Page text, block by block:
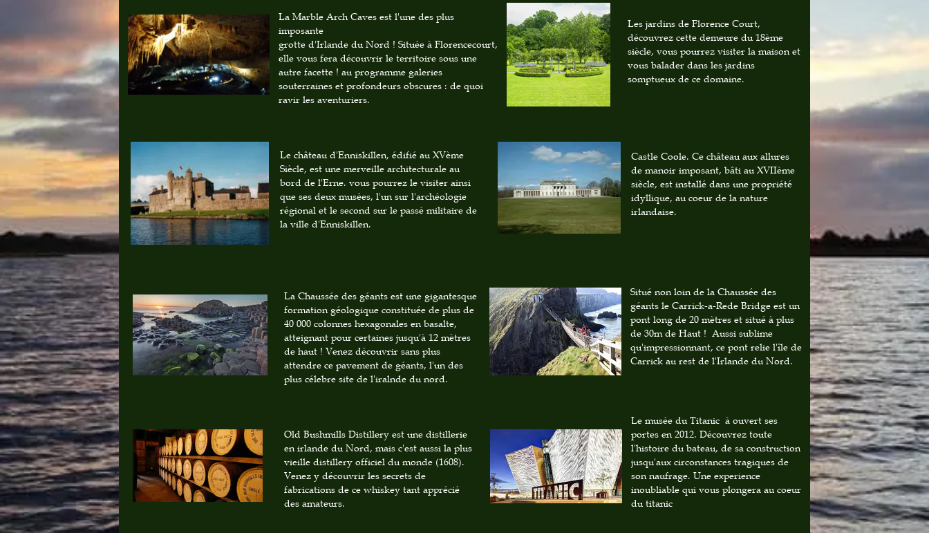
La Marble Arch Caves est l'une des plus
imposante
grotte d'Irlande du Nord ! Située à Florencecourt,
elle vous fera découvrir le territoire sous une
autre facette ! au programme galeries
souterraines et profondeurs obscures : de quoi
ravir les aventuriers.
Les jardins de Florence Court,
découvrez cette demeure du 18ème
siècle, vous pourrez visiter la maison et
vous balader dans les jardins
somptueux de ce domaine.
Le château d'Enniskillen, édifié au XVème
Siècle, est une merveille architecturale au
bord de l'Erne. vous pourrez le visiter ainsi
que ses deux musées, l'un sur l'archéologie
régional et le second sur le passé militaire de
la ville d'Enniskillen.
Castle Coole. Ce château aux allures
de manoir imposant, bâti au XVIIème
siècle, est installé dans une propriété
idyllique, au coeur de la nature
irlandaise.
Situé non loin de la Chaussée des
géants le Carrick-a-Rede Bridge est un
pont long de 20 mètres et situé à plus
de 30m de Haut ! Aussi sublime
qu'impressionnant, ce pont relie l'île de
Carrick au rest de l'Irlande du Nord.
La Chaussée des géants est une gigantesque
formation géologique constituée de plus de
40 000 colonnes hexagonales en basalte,
atteignant pour certaines jusqu'à 12 mètres
de haut ! Venez découvrir sans plus
attendre ce pavement de géants, l'un des
plus célebre site de l'iralnde du nord.
Le musée du Titanic à ouvert ses
portes en 2012. Découvrez toute
l'histoire du bateau, de sa construction
jusqu'aux circonstances tragiques de
son naufrage. Une experience
inoubliable qui vous plongera au coeur
du titanic
Old Bushmills Distillery est une distillerie
en irlande du Nord, mais c'est aussi la plus
vieille distillery officiel du monde (1608).
Venez y découvrir les secrets de
fabrications de ce whiskey tant apprécié
des amateurs.